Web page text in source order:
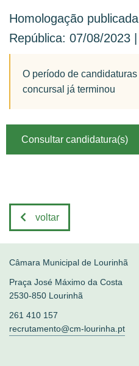
Homologação
República: 07/08/2023 |
O período de
concursal já terminou
Consultar candidatura(s)
voltar
Câmara Municipal de Lourinhã
Praça José Máximo da Costa
2530-850 Lourinhã
261 410 157
recrutamento@cm-lourinha.pt